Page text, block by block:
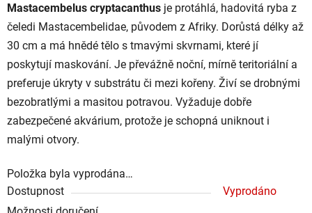
Mastacembelus cryptacanthus je protáhlá, hadovitá ryba z
čeledi Mastacembelidae, původem z Afriky. Dorůstá délky až
30 cm a má hnědé tělo s tmavými skvrnami, které jí
poskytují maskování. Je převážně noční, mírně teritoriální a
preferuje úkryty v substrátu či mezi kořeny. Živí se drobnými
bezobratlými a masitou potravou. Vyžaduje dobře
zabezpečené akvárium, protože je schopná uniknout i
malými otvory.
Položka byla vyprodána…
Dostupnost
Vyprodáno